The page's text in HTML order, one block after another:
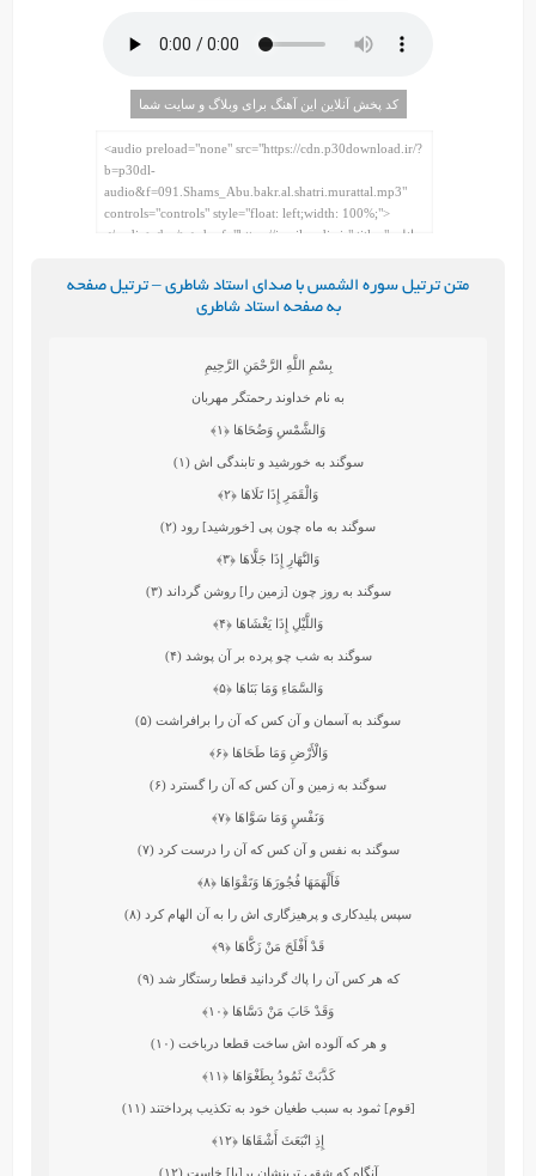
کد پخش آنلاین این آهنگ برای وبلاگ و سایت شما
متن ترتیل سوره الشمس با صدای استاد شاطری – ترتیل صفحه
به صفحه استاد شاطری
بِسْمِ اللَّهِ الرَّحْمَنِ الرَّحِيمِ
به نام خداوند رحمتگر مهربان
وَالشَّمْسِ وَضُحَاهَا ﴿۱﴾
سوگند به خورشيد و تابندگى‏ اش (۱)
وَالْقَمَرِ إِذَا تَلَاهَا ﴿۲﴾
سوگند به ماه چون پى [خورشيد] رود (۲)
وَالنَّهَارِ إِذَا جَلَّاهَا ﴿۳﴾
سوگند به روز چون [زمين را] روشن گرداند (۳)
وَاللَّيْلِ إِذَا يَغْشَاهَا ﴿۴﴾
سوگند به شب چو پرده بر آن پوشد (۴)
وَالسَّمَاءِ وَمَا بَنَاهَا ﴿۵﴾
سوگند به آسمان و آن كس كه آن را برافراشت (۵)
وَالْأَرْضِ وَمَا طَحَاهَا﴿۶﴾
سوگند به زمين و آن كس كه آن را گسترد (۶)
وَنَفْسٍ وَمَا سَوَّاهَا ﴿۷﴾
سوگند به نفس و آن كس كه آن را درست كرد (۷)
فَأَلْهَمَهَا فُجُورَهَا وَتَقْوَاهَا﴿۸﴾
سپس پليدكارى و پرهيزگارى‏ اش را به آن الهام كرد (۸)
قَدْ أَفْلَحَ مَنْ زَكَّاهَا ﴿۹﴾
كه هر كس آن را پاك گردانيد قطعا رستگار شد (۹)
وَقَدْ خَابَ مَنْ دَسَّاهَا ﴿۱۰﴾
و هر كه آلوده‏ اش ساخت قطعا درباخت (۱۰)
كَذَّبَتْ ثَمُودُ بِطَغْوَاهَا﴿۱۱﴾
[قوم] ثمود به سبب طغيان خود به تكذيب پرداختند (۱۱)
إِذِ انْبَعَثَ أَشْقَاهَا ﴿۱۲﴾
آنگاه كه شقى‏ ترينشان بر[پا] خاست (۱۲)